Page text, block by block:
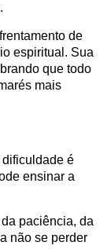
de
espiritual. Sua
que todo
mais
dificuldade é
ensinar a
paciência, da
não se perder